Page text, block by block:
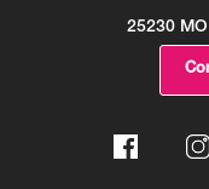
25230